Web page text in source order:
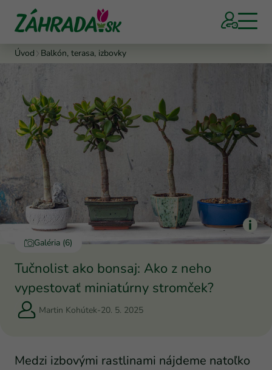
Úvod Balkón, terasa, izbovky
Galéria (6)
Tučnolist ako bonsaj: Ako z neho
vypestovať miniatúrny stromček?
Martin Kohútek-20. 5. 2025
Medzi izbovými rastlinami nájdeme natoľko